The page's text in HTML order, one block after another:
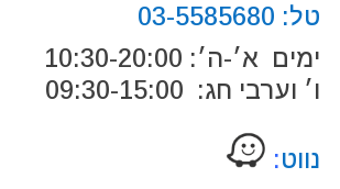
טל: 03-5585680
ימים א׳-ה׳: 10:30-20:00
ו׳ וערבי חג: 09:30-15:00
נווט: